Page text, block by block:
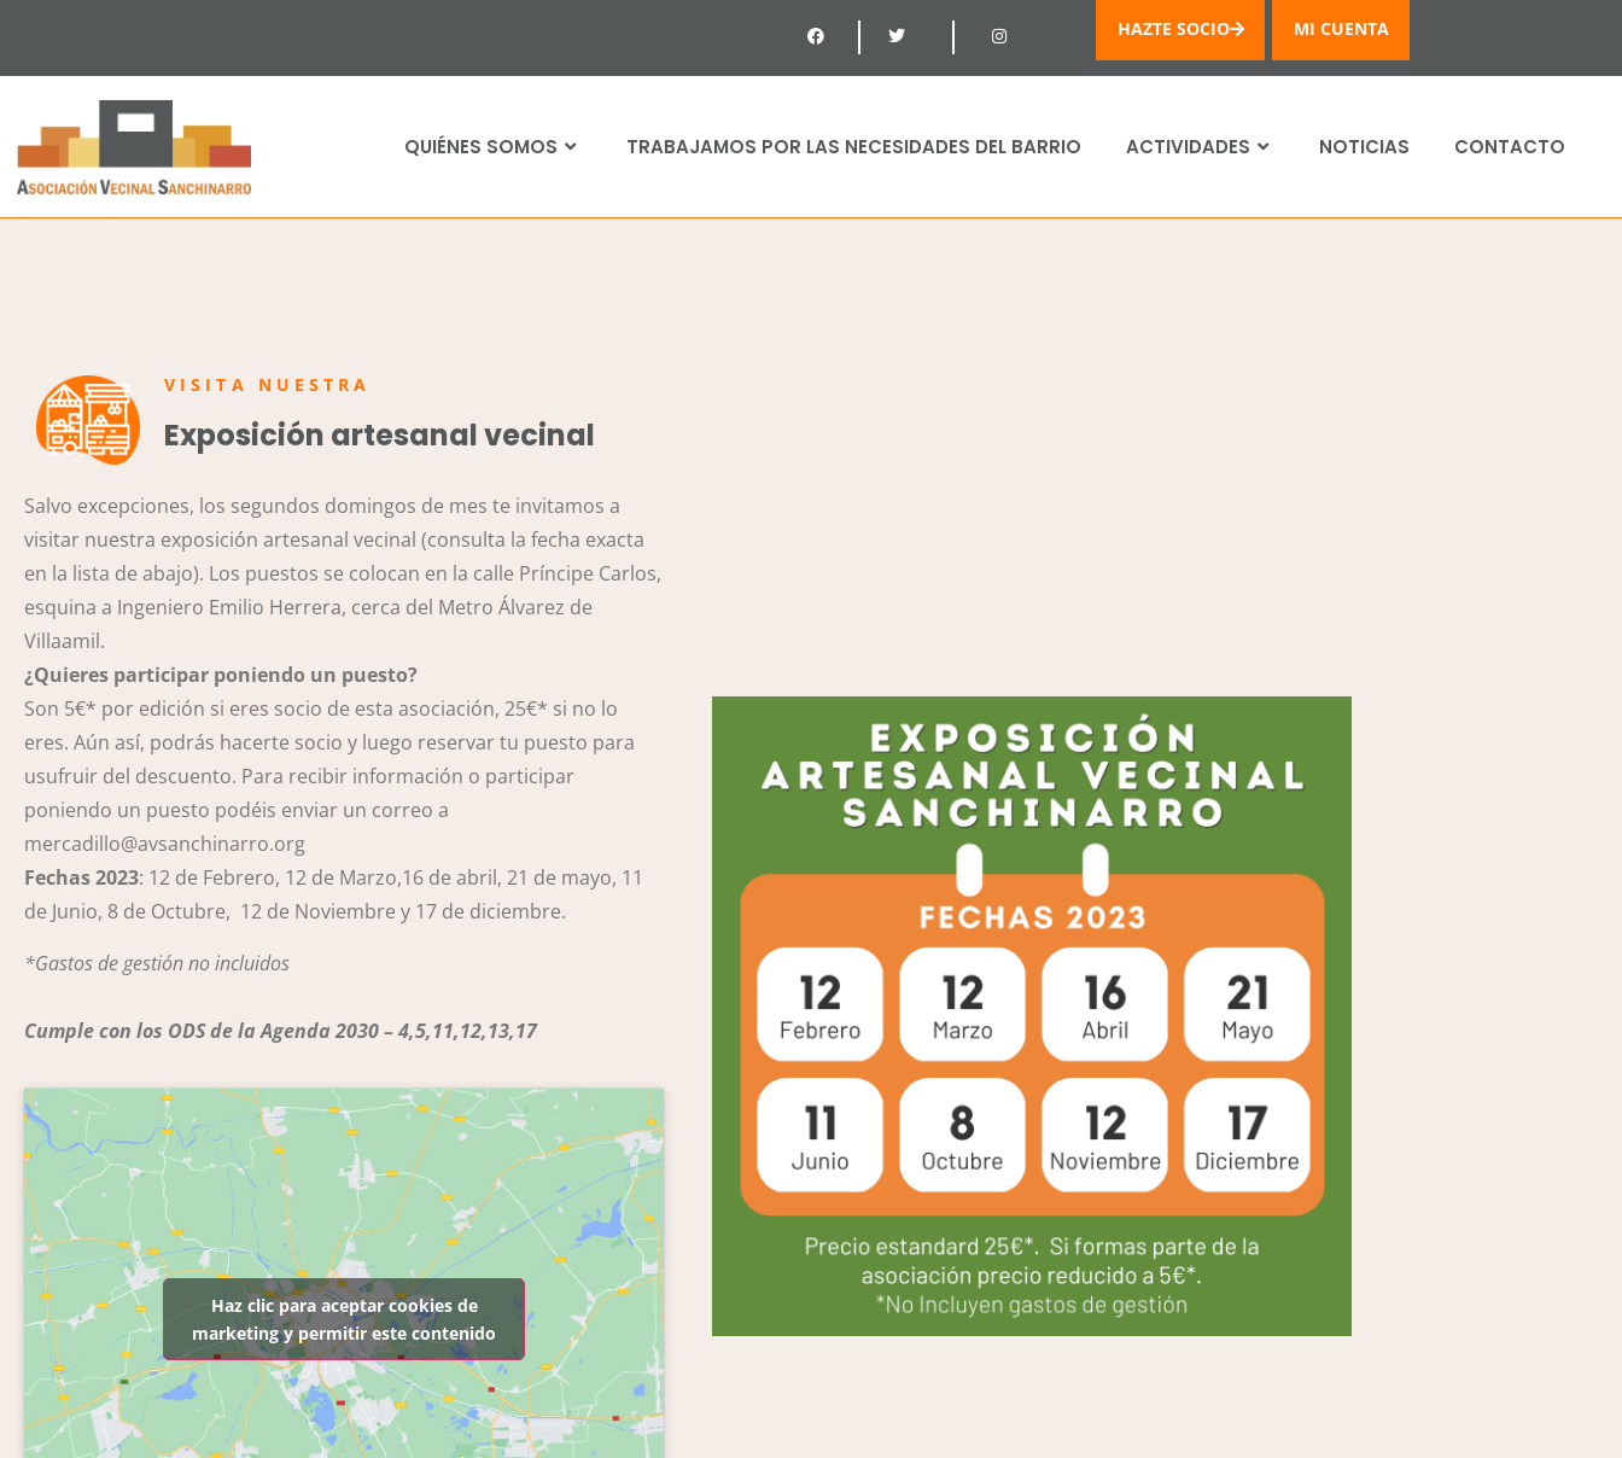
HAZTE SOCIO MI CUENTA
QUIÉNES SOMOS TRABAJAMOS POR LAS NECESIDADES DEL BARRIO ACTIVIDADES NOTICIAS CONTACTO
VISITA NUESTRA
Exposición artesanal vecinal
Salvo excepciones, los segundos domingos de mes te invitamos a
visitar nuestra exposición artesanal vecinal (consulta la fecha exacta
en la lista de abajo). Los puestos se colocan en la calle Príncipe Carlos,
esquina a Ingeniero Emilio Herrera, cerca del Metro Álvarez de
Villaamil.
¿Quieres participar poniendo un puesto?
Son 5€* por edición si eres socio de esta asociación, 25€* si no lo
eres. Aún así, podrás hacerte socio y luego reservar tu puesto para
usufruir del descuento. Para recibir información o participar
poniendo un puesto podéis enviar un correo a
mercadillo@avsanchinarro.org
Fechas 2023: 12 de Febrero, 12 de Marzo,16 de abril, 21 de mayo, 11
de Junio, 8 de Octubre, 12 de Noviembre y 17 de diciembre.
*Gastos de gestión no incluidos
Cumple con los ODS de la Agenda 2030 – 4,5,11,12,13,17
Haz clic para aceptar cookies de
marketing y permitir este contenido